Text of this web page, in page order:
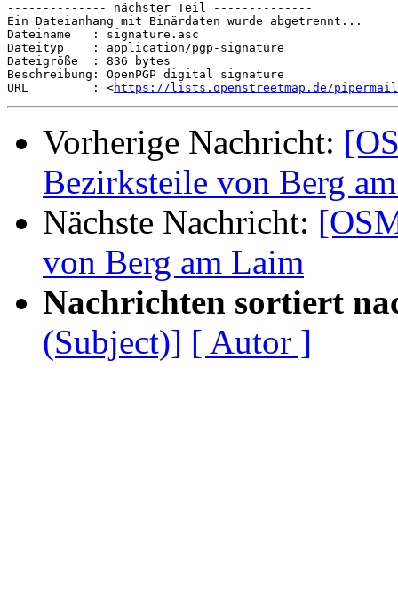
-------------- nächster Teil --------------
Ein Dateianhang mit Binärdaten wurde abgetrennt...
Dateiname   : signature.asc
Dateityp    : application/pgp-signature
Dateigröße  : 836 bytes
Beschreibung: OpenPGP digital signature
URL         : <https://lists.openstreetmap.de/pipermail/
Vorherige Nachricht:
Bezirksteile von Berg
Nächste Nachricht:
von Berg am Laim
Nachrichten sortiert
(Subject)] [ Autor ]